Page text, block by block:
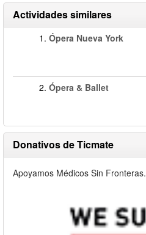
Actividades similares
1. Ópera Nueva York
2. Ópera & Ballet
Donativos de Ticmate
Apoyamos Médicos Sin Fronteras.